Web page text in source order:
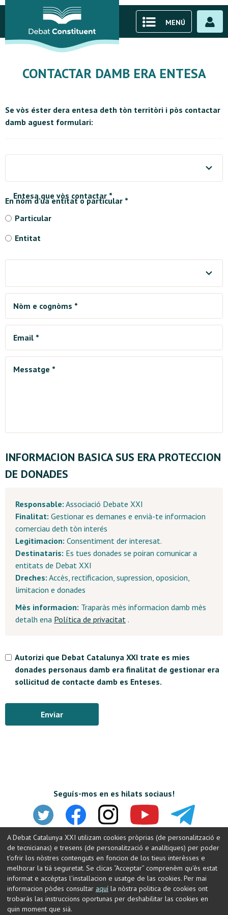
MENÚ
CONTACTAR DAMB ERA ENTESA
Se vòs éster dera entesa deth tòn territòri i pòs contactar
damb aguest formulari:
Entesa que vòs contactar *
En nòm d’ua entitat o particular *
Particular
Entitat
Municipi *
Nòm e cognòms *
Email *
Messatge *
INFORMACION BASICA SUS ERA PROTECCION
DE DONADES
Responsable: Associació Debate XXI
Finalitat: Gestionar es demanes e envià-te informacion
comerciau deth tòn interés
Legitimacion: Consentiment der interesat.
Destinataris: Es tues donades se poiran comunicar a
entitats de Debat XXI
Dreches: Accès, rectificacion, supression, oposicion,
limitacion e donades
Mès informacion: Traparàs mès informacion damb mès
detalh ena Política de privacitat .
Autorizi que Debat Catalunya XXI trate es mies
donades personaus damb era finalitat de gestionar era
sollicitud de contacte damb es Enteses.
Enviar
Seguís-mos en es hilats sociaus!
© Debat Constituent Contacte
A Debat Catalunya XXI utilizam cookies pròprias (de personalització e
de tecnicianas) e tresens (de personalització e analítiques) per poder
t'ofrir los nòstres contenguts en foncion de los tieus interèsses e
melhorar la tiá seguretat. Se clicas “Acceptar” comprenèm qu'ès estat
informat e accèptas l'installacion e usatge de las cookies. Per mai
informacion pòdes consultar aquí la nòstra politica de cookies ont
trobaràs las instruccions oportunas per deshabilitar las cookies en
quin moment que siá.